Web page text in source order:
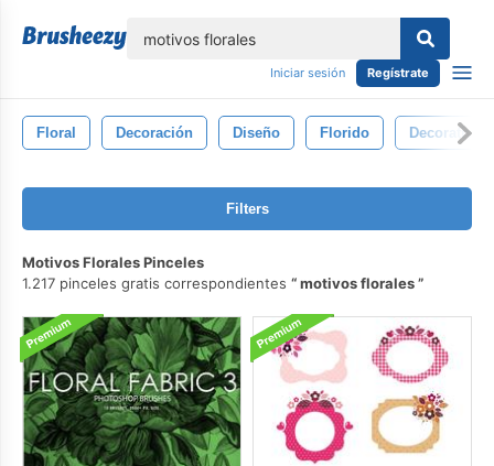
Iniciar sesión Regístrate
Floral Decoración Diseño Florido Decorativo
Filters
Motivos Florales Pinceles
1.217 pinceles gratis correspondientes
motivos florales